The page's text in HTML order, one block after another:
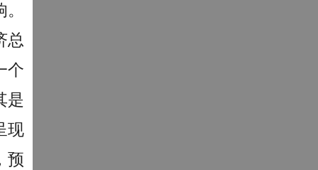
总
个
是
现
预